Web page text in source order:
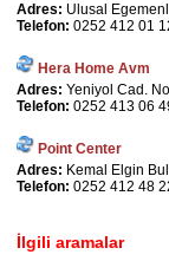
Adres: Ulusal
Telefon: 0252 412 01
Hera Home Avm
Adres: Yeniyol Cad.
Telefon: 0252 413 06
Point Center
Adres: Kemal Elgin
Telefon: 0252 412 48
İlgili aramalar